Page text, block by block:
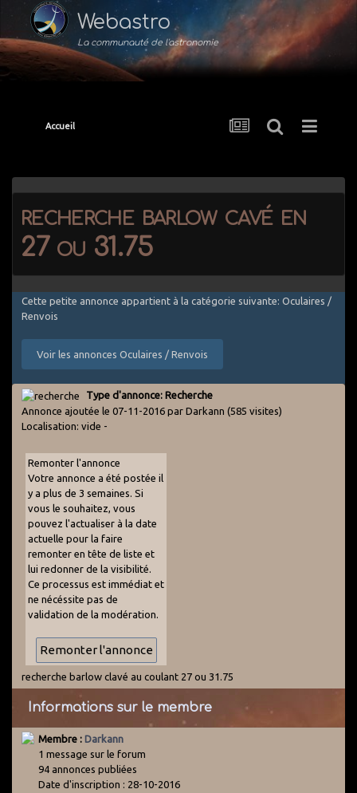
Webastro
La communauté de l'astronomie
Accueil
recherche barlow cavé en
27 ou 31.75
Cette petite annonce appartient à la catégorie suivante: Oculaires /
Renvois
Voir les annonces Oculaires / Renvois
Type d'annonce: Recherche
Annonce ajoutée le 07-11-2016 par Darkann (585 visites)
Localisation: vide -
Remonter l'annonce
Votre annonce a été postée il
y a plus de 3 semaines. Si
vous le souhaitez, vous
pouvez l'actualiser à la date
actuelle pour la faire
remonter en tête de liste et
lui redonner de la visibilité.
Ce processus est immédiat et
ne nécéssite pas de
validation de la modération.
recherche barlow clavé au coulant 27 ou 31.75
Informations sur le membre
Membre : Darkann
1 message sur le forum
94 annonces publiées
Date d'inscription : 28-10-2016